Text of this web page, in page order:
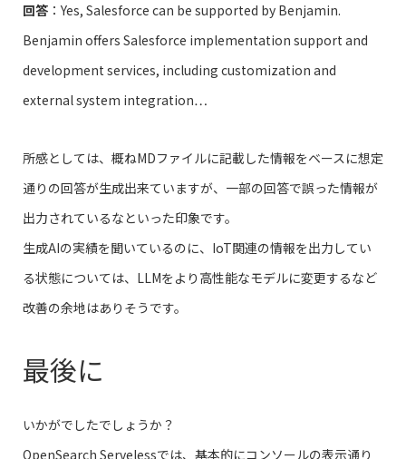
回答：Yes, Salesforce can be supported by Benjamin.
Benjamin offers Salesforce implementation support and
development services, including customization and
external system integration…
所感としては、概ねMDファイルに記載した情報をベースに想定
通りの回答が生成出来ていますが、一部の回答で誤った情報が
出力されているなといった印象です。
生成AIの実績を聞いているのに、IoT関連の情報を出力してい
る状態については、LLMをより高性能なモデルに変更するなど
改善の余地はありそうです。
最後に
いかがでしたでしょうか？
OpenSearch Servelessでは、基本的にコンソールの表示通り